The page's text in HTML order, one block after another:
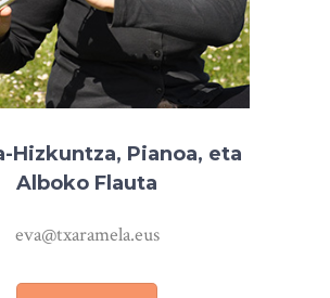
Hizkuntza, Pianoa, eta
Alboko Flauta
eva@txaramela.eus